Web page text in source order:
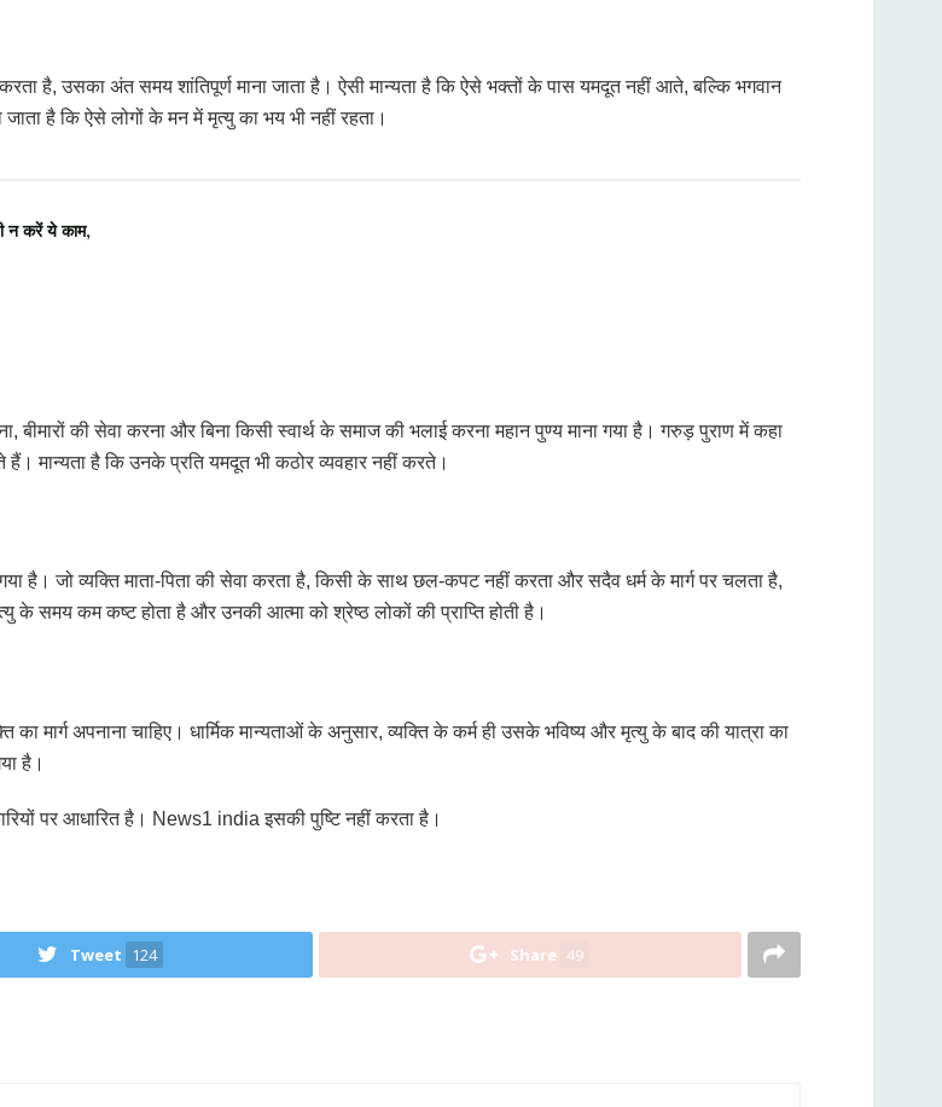
है, उसका अंत समय शांतिपूर्ण माना जाता है। ऐसी मान्यता है कि ऐसे भक्तों के पास यमदूत नहीं आते, बल्कि भगवान
है कि ऐसे लोगों के मन में मृत्यु का भय भी नहीं रहता।
न करें ये काम,
की सेवा करना और बिना किसी स्वार्थ के समाज की भलाई करना महान पुण्य माना गया है। गरुड़ पुराण में कहा
मान्यता है कि उनके प्रति यमदूत भी कठोर व्यवहार नहीं करते।
है। जो व्यक्ति माता-पिता की सेवा करता है, किसी के साथ छल-कपट नहीं करता और सदैव धर्म के मार्ग पर चलता है,
के समय कम कष्ट होता है और उनकी आत्मा को श्रेष्ठ लोकों की प्राप्ति होती है।
मार्ग अपनाना चाहिए। धार्मिक मान्यताओं के अनुसार, व्यक्ति के कर्म ही उसके भविष्य और मृत्यु के बाद की यात्रा का
है।
पर आधारित है। News1 india इसकी पुष्टि नहीं करता है।
Tweet 124 Share 49